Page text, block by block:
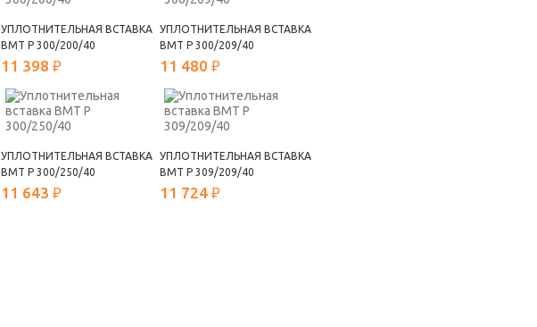
УПЛОТНИТЕЛЬНАЯ ВСТАВКА
ВМТ Р 300/200/40
11 398 ₽
УПЛОТНИТЕЛЬНАЯ ВСТАВКА
ВМТ Р 300/209/40
11 480 ₽
УПЛОТНИТЕЛЬНАЯ ВСТАВКА
ВМТ Р 300/250/40
11 643 ₽
УПЛОТНИТЕЛЬНАЯ ВСТАВКА
ВМТ Р 309/209/40
11 724 ₽